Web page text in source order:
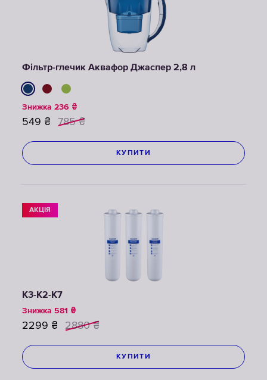
Фільтр-глечик Аквафор Джаспер 2,8 л
Знижка 236 ₴
549 ₴ 785 ₴
КУПИТИ
АКЦІЯ
К3-К2-К7
Знижка 581 ₴
2299 ₴ 2880 ₴
КУПИТИ